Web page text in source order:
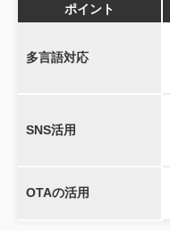
ポイント
多言語対応
SNS活用
OTAの活用